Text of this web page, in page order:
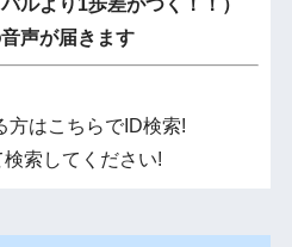
ルより1歩差がつく！！）
声が届きます
方はこちらでID検索!
索してください!